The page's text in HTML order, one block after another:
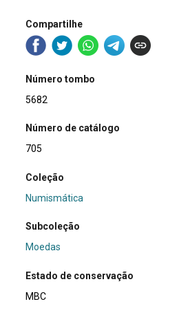
Compartilhe
Número tombo
5682
Número de catálogo
705
Coleção
Numismática
Subcoleção
Moedas
Estado de conservação
MBC